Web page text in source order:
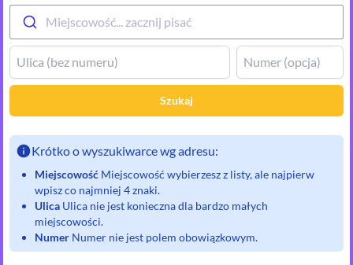
Miejscowość... zacznij pisać
Szukaj
Krótko o wyszukiwarce wg adresu:
Miejscowość Miejscowość wybierzesz z listy, ale najpierw
wpisz co najmniej 4 znaki.
Ulica Ulica nie jest konieczna dla bardzo małych
miejscowości.
Numer Numer nie jest polem obowiązkowym.